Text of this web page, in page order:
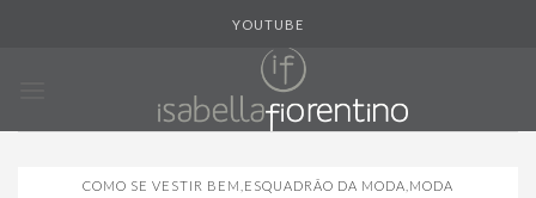
YOUTUBE
COMO SE VESTIR BEM ESQUADRÃO DA MODA MODA